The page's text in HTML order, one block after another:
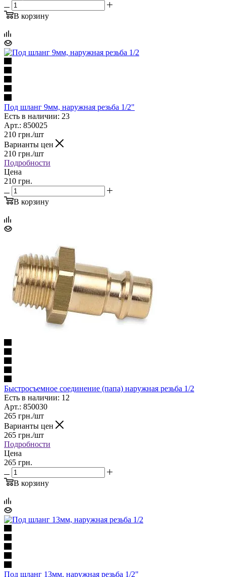
В корзину
Под шланг 9мм, наружная резьба 1/2"
Есть в наличии: 23
Арт.: 850025
210 грн./шт
Варианты цен
210 грн./шт
Подробности
Цена
210 грн.
В корзину
Быстросъемное соединение (папа) наружная резьба 1/2
Есть в наличии: 12
Арт.: 850030
265 грн./шт
Варианты цен
265 грн./шт
Подробности
Цена
265 грн.
В корзину
Под шланг 13мм, наружная резьба 1/2"